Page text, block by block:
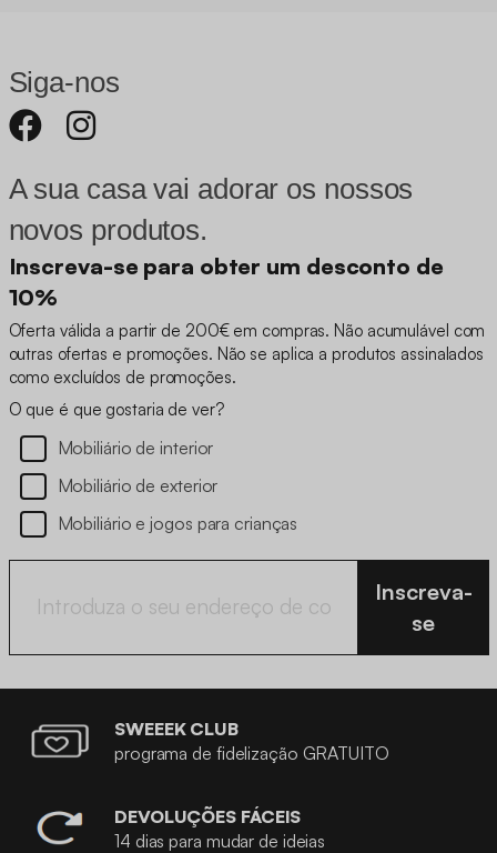
Siga-nos
A sua casa vai adorar os nossos
novos produtos.
Inscreva-se para obter um desconto de
10%
Oferta válida a partir de 200€ em compras. Não acumulável com
outras ofertas e promoções. Não se aplica a produtos assinalados
como excluídos de promoções.
O que é que gostaria de ver?
Mobiliário de interior
Mobiliário de exterior
Mobiliário e jogos para crianças
Inscreva-
se
SWEEEK CLUB
programa de fidelização GRATUITO
DEVOLUÇÕES FÁCEIS
14 dias para mudar de ideias